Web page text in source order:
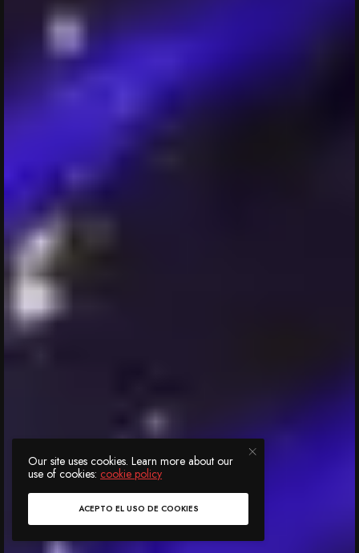
Our site uses cookies. Learn more about our
use of cookies:cookie policy
ACEPTO EL USO DE COOKIES